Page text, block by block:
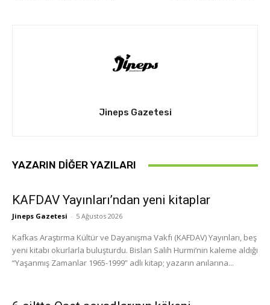
Jineps Gazetesi
YAZARIN DIĞER YAZILARI
KAFDAV Yayınları’ndan yeni kitaplar
Jineps Gazetesi - 5 Ağustos 2026
Kafkas Araştırma Kültür ve Dayanışma Vakfı (KAFDAV) Yayınları, beş
yeni kitabı okurlarla buluşturdu. Bislan Salih Hurmi’nin kaleme aldığı
“Yaşanmış Zamanlar 1965-1999” adlı kitap; yazarın anılarına...